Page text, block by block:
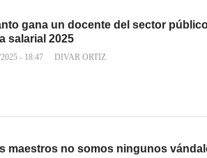
gana un docente del sector
salarial 2025
- 18:47 DIVAR ORTIZ
maestros no somos ningunos